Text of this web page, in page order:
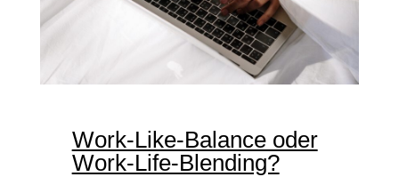
Work-Like-Balance oder
Work-Life-Blending?